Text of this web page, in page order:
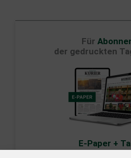
Für
der gedruckten
E-Paper +